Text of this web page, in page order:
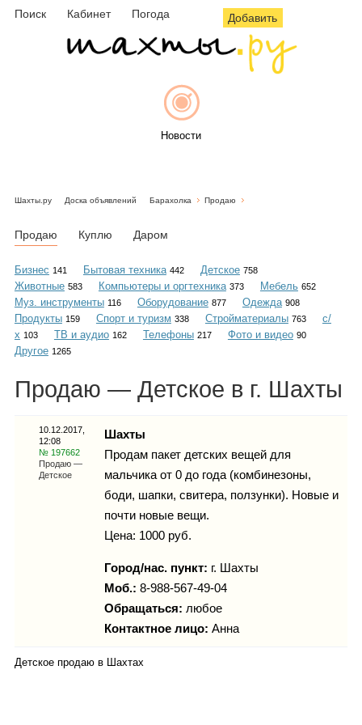
Поиск Кабинет Погода Добавить
Новости
Объявления
Гороскоп
Шахты.ру Доска объявлений Барахолка Продаю
Продаю Куплю Даром
Бизнес 141 Бытовая техника 442 Детское 758
Животные 583 Компьютеры и оргтехника 373 Мебель 652
Муз. инструменты 116 Оборудование 877 Одежда 908
Продукты 159 Спорт и туризм 338 Стройматериалы 763
с/
х 103 ТВ и аудио 162 Телефоны 217 Фото и видео 90
Другое 1265
Продаю — Детское в г. Шахты
10.12.2017,
12:08
№ 197662
Продаю —
Детское
Шахты
Продам пакет детских вещей для
мальчика от 0 до года (комбинезоны,
боди, шапки, свитера, ползунки). Новые и
почти новые вещи.
Цена: 1000 руб.
Город/нас. пункт: г. Шахты
Моб.: 8-988-567-49-04
Обращаться: любое
Контактное лицо: Анна
Детское продаю в Шахтах